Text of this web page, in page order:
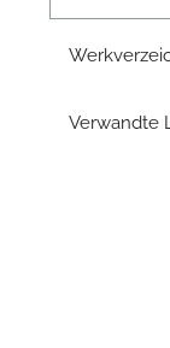
Verwandte